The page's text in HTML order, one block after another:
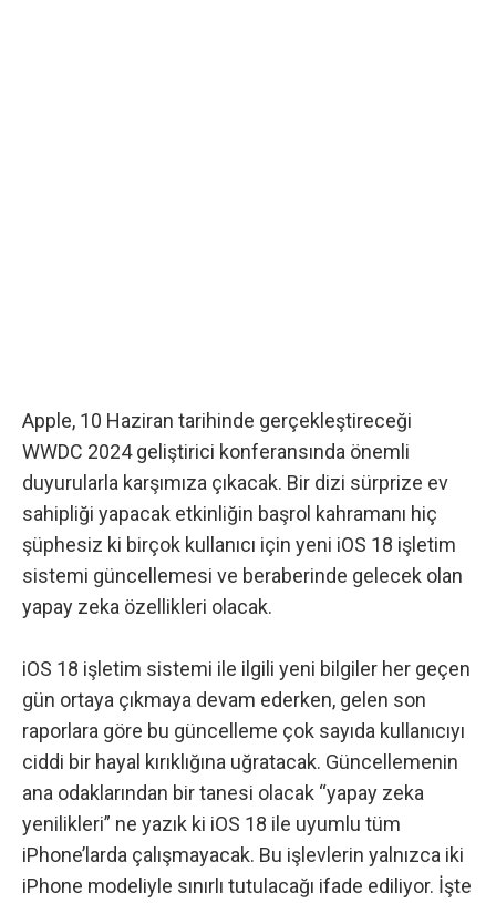
Apple, 10 Haziran tarihinde gerçekleştireceği
WWDC 2024 geliştirici konferansında önemli
duyurularla karşımıza çıkacak. Bir dizi sürprize ev
sahipliği yapacak etkinliğin başrol kahramanı hiç
şüphesiz ki birçok kullanıcı için yeni iOS 18 işletim
sistemi güncellemesi ve beraberinde gelecek olan
yapay zeka özellikleri olacak.
iOS 18 işletim sistemi ile ilgili yeni bilgiler her geçen
gün ortaya çıkmaya devam ederken, gelen son
raporlara göre bu güncelleme çok sayıda kullanıcıyı
ciddi bir hayal kırıklığına uğratacak. Güncellemenin
ana odaklarından bir tanesi olacak “yapay zeka
yenilikleri” ne yazık ki iOS 18 ile uyumlu tüm
iPhone’larda çalışmayacak. Bu işlevlerin yalnızca iki
iPhone modeliyle sınırlı tutulacağı ifade ediliyor. İşte